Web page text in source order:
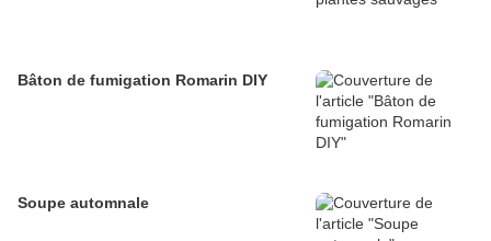
Bâton de fumigation Romarin DIY
Soupe automnale